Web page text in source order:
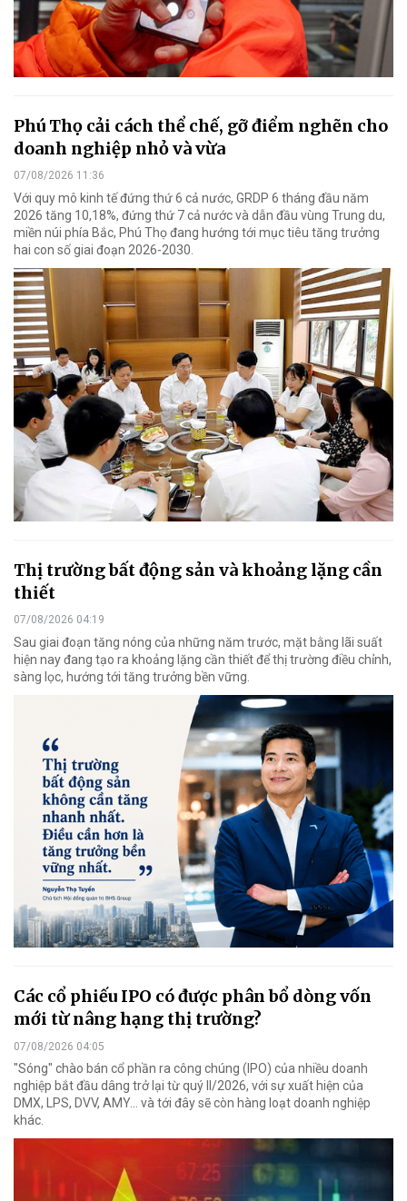
Phú Thọ cải cách thể chế, gỡ điểm nghẽn cho
doanh nghiệp nhỏ và vừa
07/08/2026 11:36
Với quy mô kinh tế đứng thứ 6 cả nước, GRDP 6 tháng đầu năm
2026 tăng 10,18%, đứng thứ 7 cả nước và dẫn đầu vùng Trung du,
miền núi phía Bắc, Phú Thọ đang hướng tới mục tiêu tăng trưởng
hai con số giai đoạn 2026-2030.
Thị trường bất động sản và khoảng lặng cần
thiết
07/08/2026 04:19
Sau giai đoạn tăng nóng của những năm trước, mặt bằng lãi suất
hiện nay đang tạo ra khoảng lặng cần thiết để thị trường điều chỉnh,
sàng lọc, hướng tới tăng trưởng bền vững.
Các cổ phiếu IPO có được phân bổ dòng vốn
mới từ nâng hạng thị trường?
07/08/2026 04:05
"Sóng" chào bán cổ phần ra công chúng (IPO) của nhiều doanh
nghiệp bắt đầu dâng trở lại từ quý II/2026, với sự xuất hiện của
DMX, LPS, DVV, AMY... và tới đây sẽ còn hàng loạt doanh nghiệp
khác.